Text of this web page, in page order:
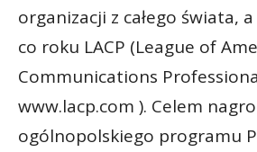
organizacji z całego świata,
co roku LACP (League of
Communications
www.lacp.com ). Celem
ogólnopolskiego programu